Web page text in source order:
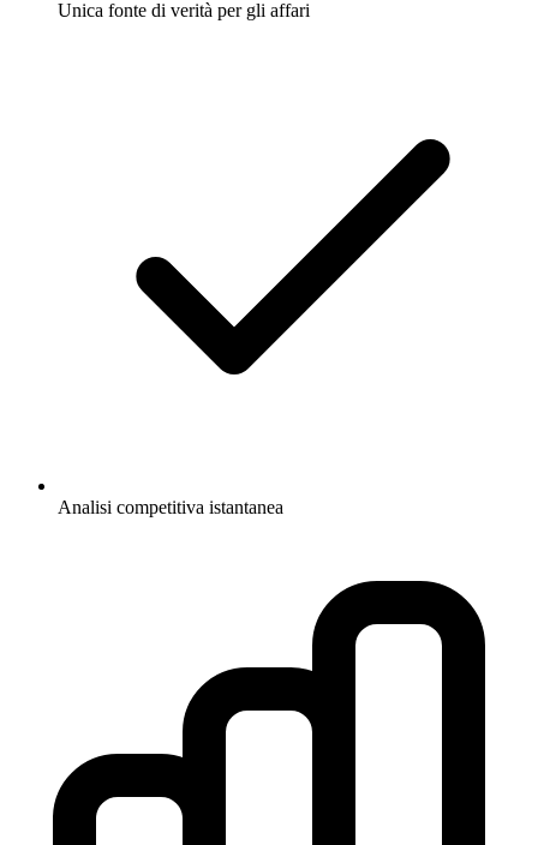
Unica fonte di verità per gli affari
Analisi competitiva istantanea